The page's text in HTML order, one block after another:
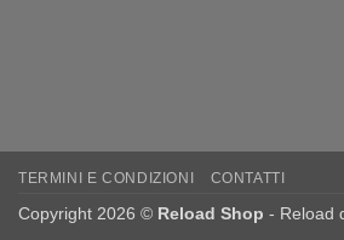
TERMINI E CONDIZIONI CONTATTI
Copyright 2026 © Reload Shop - Reload